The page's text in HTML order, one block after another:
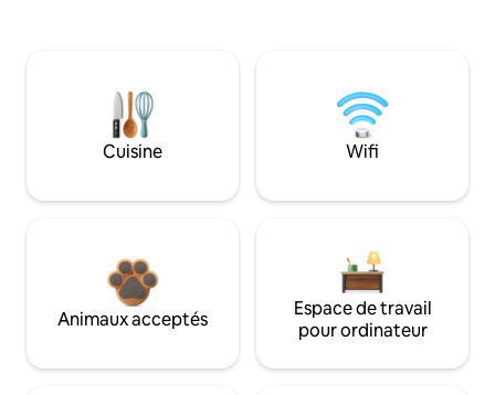
Cuisine Wifi
Animaux acceptés
Espace de travail
pour ordinateur